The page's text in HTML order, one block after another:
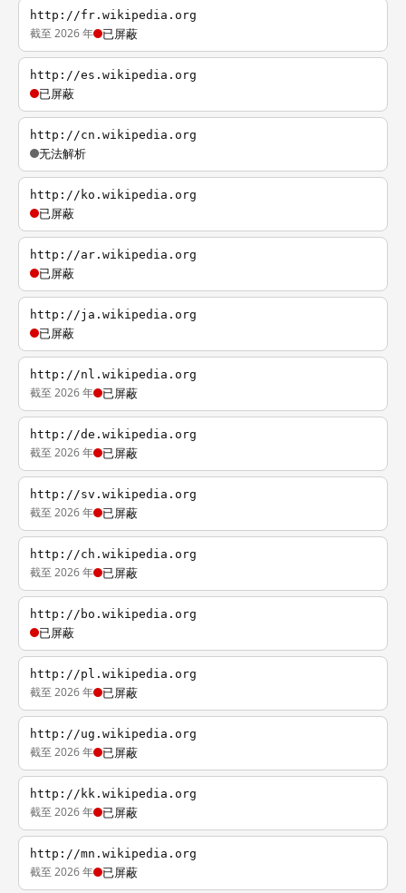
http://fr.wikipedia.org
截至 2026 年 已屏蔽
http://es.wikipedia.org
已屏蔽
http://cn.wikipedia.org
无法解析
http://ko.wikipedia.org
已屏蔽
http://ar.wikipedia.org
已屏蔽
http://ja.wikipedia.org
已屏蔽
http://nl.wikipedia.org
截至 2026 年 已屏蔽
http://de.wikipedia.org
截至 2026 年 已屏蔽
http://sv.wikipedia.org
截至 2026 年 已屏蔽
http://ch.wikipedia.org
截至 2026 年 已屏蔽
http://bo.wikipedia.org
已屏蔽
http://pl.wikipedia.org
截至 2026 年 已屏蔽
http://ug.wikipedia.org
截至 2026 年 已屏蔽
http://kk.wikipedia.org
截至 2026 年 已屏蔽
http://mn.wikipedia.org
截至 2026 年 已屏蔽